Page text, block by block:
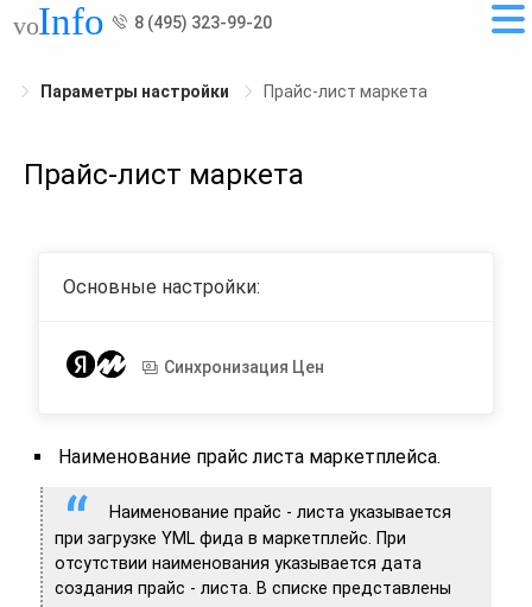
8 (495) 323-99-20
Параметры настройки Прайс-лист маркета
Прайс-лист маркета
Основные настройки:
Синхронизация Цен
Наименование прайс листа маркетплейса.
Наименование прайс - листа указывается
при загрузке YML фида в маркетплейс. При
отсутствии наименования указывается дата
создания прайс - листа. В списке представлены